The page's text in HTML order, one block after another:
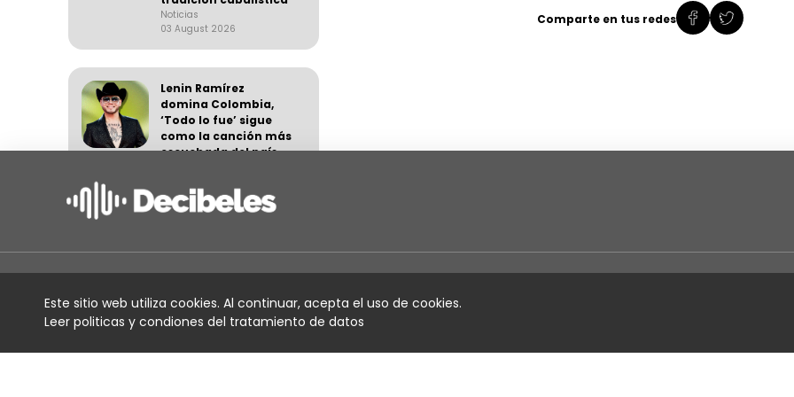
Noticias
03 August 2026
Lenin Ramírez
domina Colombia,
‘Todo lo fue’ sigue
como la canción más
escuchada del país
colaboraciones al
repertorio propio:
chingón’
Noticias
Comparte en tus redes
Servicios Directorios
Este sitio web utiliza cookies. Al continuar, acepta el uso de cookies.
Leer politicas y condiones del tratamiento de datos